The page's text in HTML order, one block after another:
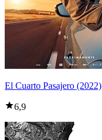
El Cuarto Pasajero (2022)
6,9